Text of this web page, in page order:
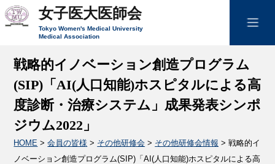
女子医大医師会
Tokyo Women's Medical University
Medical Association
戦略的イノベーション創造プログラム
(SIP)「AI(人口知能)ホスピタルによる高
度診断・治療システム」成果発表シンポ
ジウム2022」
HOME >会員の皆様 > その他研修会 > その他研修会情報 > 戦略的イ
ノベーション創造プログラム(SIP)「AI(人口知能)ホスピタルによる高